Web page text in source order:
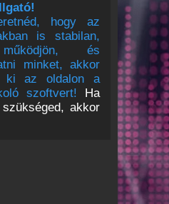
hogy az
is stabilan,
és
minket, akkor
ki az oldalon a
szoftvert! Ha
akkor